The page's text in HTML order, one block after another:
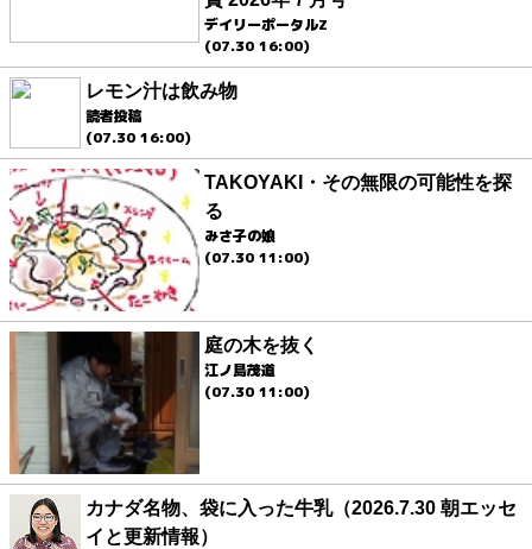
デイリーポータルZ
(07.30 16:00)
レモン汁は飲み物
読者投稿
(07.30 16:00)
TAKOYAKI・その無限の可能性を探
る
みさ子の娘
(07.30 11:00)
庭の木を抜く
江ノ島茂道
(07.30 11:00)
カナダ名物、袋に入った牛乳（2026.7.30 朝エッセ
イと更新情報）